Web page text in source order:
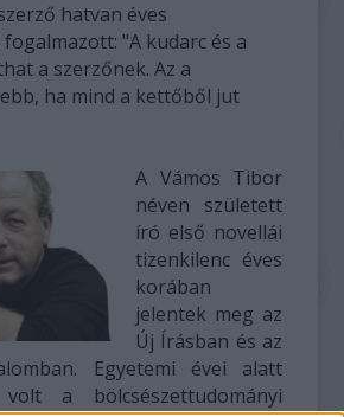
hatvan éves
"A kudarc és a
a szerzőnek. Az a
ha mind a kettőből jut
A Vámos Tibor
néven született
író első novellái
tizenkilenc éves
korában
jelentek meg az
Új Írásban és az
Egyetemi évei alatt
volt a bölcsészettudományi